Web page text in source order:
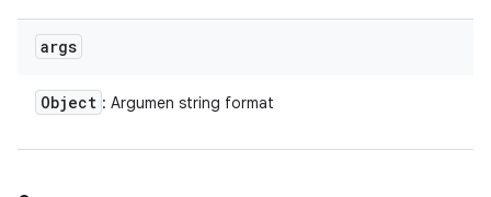
args
Object : Argumen string format